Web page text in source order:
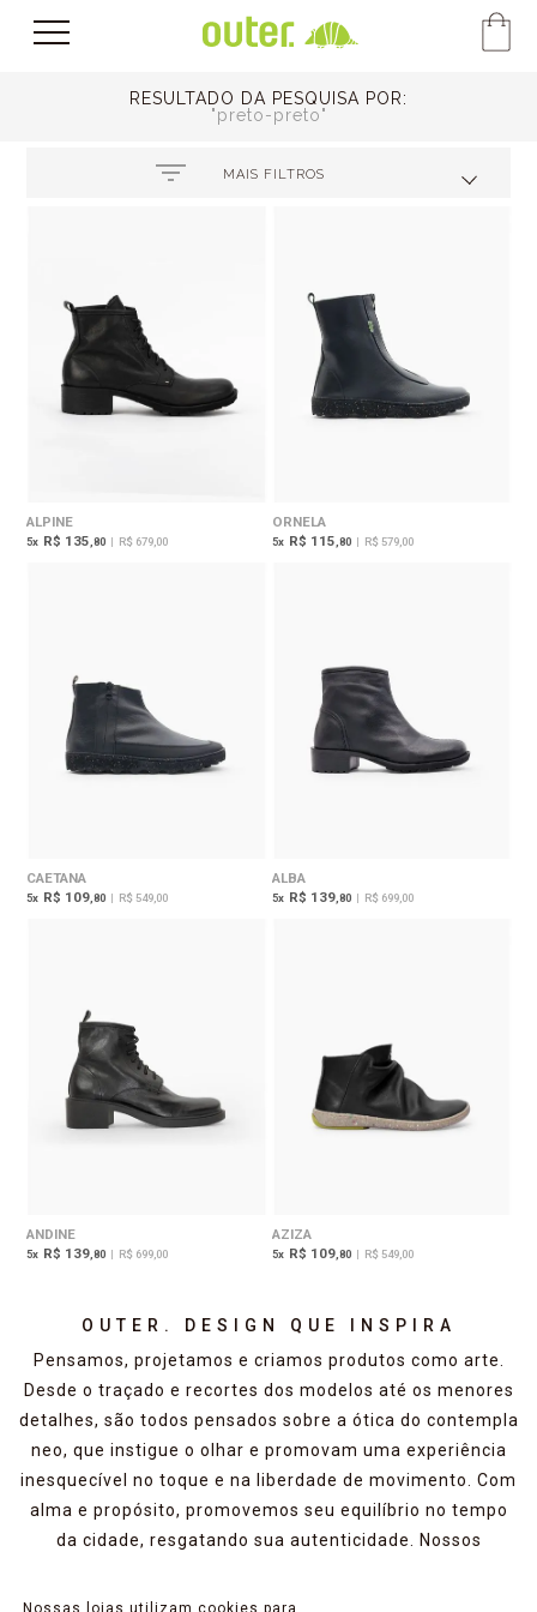
RESULTADO DA PESQUISA POR:
preto-preto
MAIS FILTROS
ALPINE
5x R$ 135 ,80 | R$ 679,00
ORNELA
5x R$ 115 ,80 | R$ 579,00
CAETANA
5x R$ 109 ,80 | R$ 549,00
ALBA
5x R$ 139,80 | R$ 699,00
ANDINE
5x R$ 139 ,80 | R$ 699,00
AZIZA
5x R$ 109,80 | R$ 549,00
OUTER. DESIGN QUE INSPIRA
Pensamos, projetamos e criamos produtos como arte.
Desde o traçado e recortes dos modelos até os menores
detalhes, são todos pensados sobre a ótica do contempla
neo, que instigue o olhar e promovam uma experiência
inesquecível no toque e na liberdade de movimento. Com
alma e propósito, promovemos seu equilíbrio no tempo
da cidade, resgatando sua autenticidade. Nossos
o couro autêntico e verdadeiro com o mínimo de
Nossas lojas utilizam cookies para